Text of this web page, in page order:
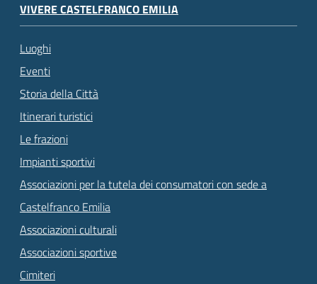
VIVERE CASTELFRANCO EMILIA
Luoghi
Eventi
Storia della Città
Itinerari turistici
Le frazioni
Impianti sportivi
Associazioni per la tutela dei consumatori con sede a
Castelfranco Emilia
Associazioni culturali
Associazioni sportive
Cimiteri